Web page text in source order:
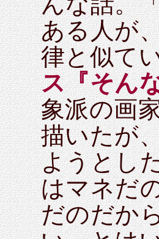
ある人が
律と似て
ス『そん
象派の画
描いたが
ようとし
はマネだ
だのだか